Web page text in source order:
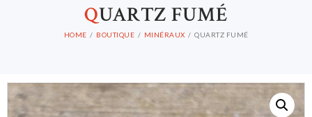
QUARTZ FUMÉ
HOME BOUTIQUE MINÉRAUX QUARTZ FUMÉ